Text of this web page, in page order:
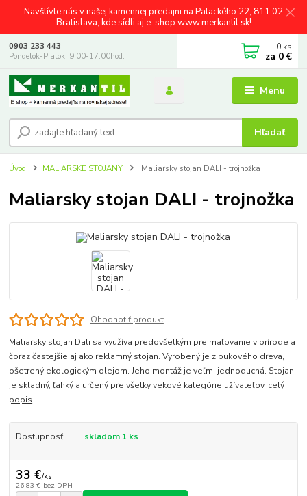
Navštívte nás v našej kamennej predajni na Palackého 22, 811 02
Bratislava, kde sídli aj e-shop www.merkantil.sk!
Menu
Hľadať
0903 233 443
Pondelok-Piatok: 9.00-17.00hod.
0 ks
za 0 €
Úvod MALIARSKE STOJANY Maliarsky stojan DALI - trojnožka
Maliarsky stojan DALI - trojnožka
Ohodnotiť produkt
Maliarsky stojan Dali sa využíva predovšetkým pre maľovanie v prírode a
čoraz častejšie aj ako reklamný stojan. Vyrobený je z bukového dreva,
ošetrený ekologickým olejom. Jeho montáž je veľmi jednoduchá. Stojan
je skladný, ľahký a určený pre všetky vekové kategórie užívateľov. celý
popis
Dostupnosť skladom 1 ks
33 €/ks
26,83 € bez DPH